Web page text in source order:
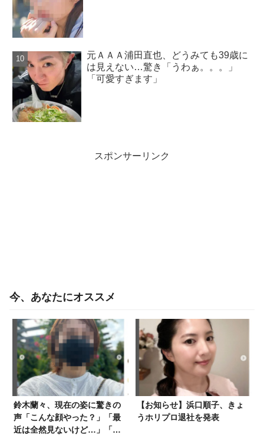
元ＡＡＡ浦田直也、どうみても39歳に
は見えない…驚き「うわぁ。。。」
「可愛すぎます」
スポンサーリンク
今、あなたにオススメ
鈴木蘭々、現在の姿に驚きの
声「こんな顔やった？」「最
近は全然見ないけど…」「ス
【お知らせ】浜口順子、きょ
うホリプロ退社を発表